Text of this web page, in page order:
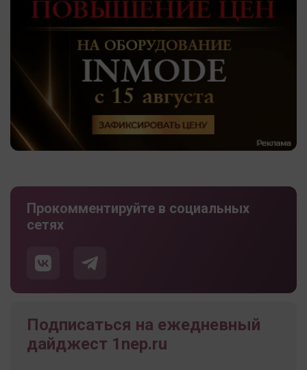
Прокомментируйте в социальных
сетях
Подписаться на ежедневный
дайджест 1nep.ru